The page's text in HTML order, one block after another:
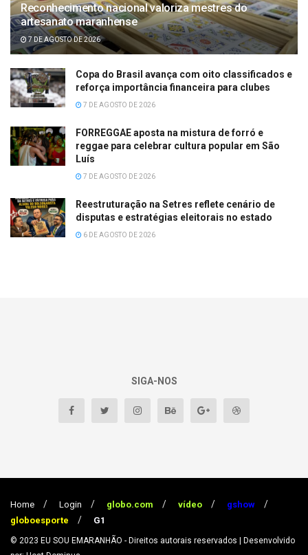
Reconhecimento nacional valoriza mestres do
artesanato maranhense
7 DE AGOSTO DE 2026
Copa do Brasil avança com oito classificados e
reforça importância financeira para clubes
7 DE AGOSTO DE 2026
FORREGGAE aposta na mistura de forró e
reggae para celebrar cultura popular em São
Luís
7 DE AGOSTO DE 2026
Reestruturação na Setres reflete cenário de
disputas e estratégias eleitorais no estado
6 DE AGOSTO DE 2026
SIGA-NOS
Home Login globo.com vídeo
gshow
globoesporte
G1
© 2023 EU SOU EMARANHÃO - Direitos autorais reservados | Desenvolvido